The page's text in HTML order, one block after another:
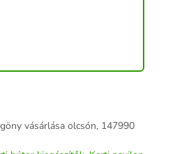
vásárlása olcsón, 147990